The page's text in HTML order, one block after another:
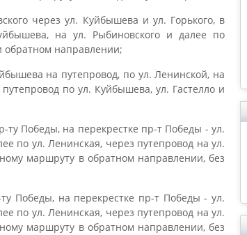
через ул. Куйбышева и ул. Горького, в
на ул. Рыбиновского и далее по
обратном направлении;
на путепровод, по ул. Ленинской, на
по ул. Куйбышева, ул. Гастелло и
ту Победы, на перекрестке пр-т Победы - ул.
по ул. Ленинская, через путепровод на ул.
маршруту в обратном направлении, без
Победы, на перекрестке пр-т Победы - ул.
по ул. Ленинская, через путепровод на ул.
маршруту в обратном направлении, без